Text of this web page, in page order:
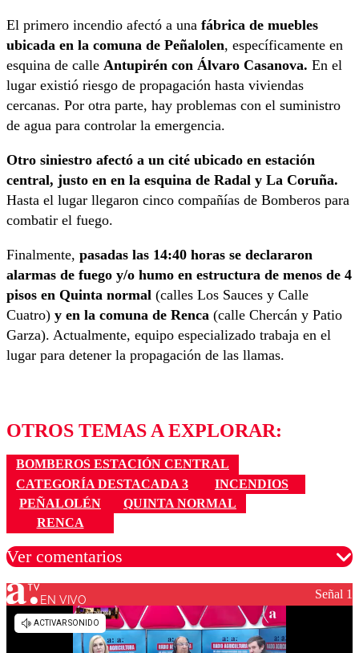
El primero incendio afectó a una fábrica de muebles
ubicada en la comuna de Peñalolen, específicamente en
esquina de calle Antupirén con Álvaro Casanova. En el
lugar existió riesgo de propagación hasta viviendas
cercanas. Por otra parte, hay problemas con el suministro
de agua para controlar la emergencia.
Otro siniestro afectó a un cité ubicado en estación
central, justo en en la esquina de Radal y La Coruña.
Hasta el lugar llegaron cinco compañías de Bomberos para
combatir el fuego.
Finalmente, pasadas las 14:40 horas se declararon
alarmas de fuego y/o humo en estructura de menos de 4
pisos en Quinta normal (calles Los Sauces y Calle
Cuatro) y en la comuna de Renca (calle Chercán y Patio
Garza). Actualmente, equipo especializado trabaja en el
lugar para detener la propagación de las llamas.
OTROS TEMAS A EXPLORAR:
BOMBEROS ESTACIÓN CENTRAL
CATEGORÍA DESTACADA 3
INCENDIOS
PEÑALOLÉN
QUINTA NORMAL
RENCA
Ver comentarios
Los comentarios son moderados para garantizar un
diálogo respetuoso.
EN VIVO Señal 1